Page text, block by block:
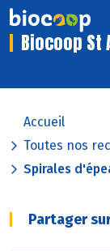
Biocoop St
Accueil
Toutes nos
Spirales
Partager